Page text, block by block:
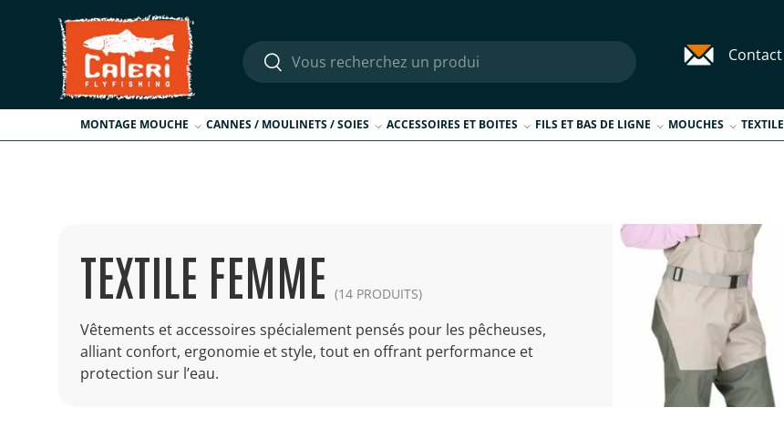
Aller au contenu
Recherche
Rechercher Contact
MONTAGE MOUCHE CANNES / MOULINETS / SOIES ACCESSOIRES ET BOITES FILS ET BAS DE LIGNE MOUCHES TEXTILE
TEXTILE FEMME (14 PRODUITS)
Vêtements et accessoires spécialement pensés pour les pêcheuses,
alliant confort, ergonomie et style, tout en offrant performance et
protection sur l’eau.